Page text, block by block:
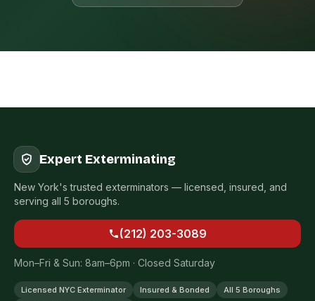
Expert Exterminating
New York's trusted exterminators — licensed, insured, and
serving all 5 boroughs.
(212) 203-3089
Mon–Fri & Sun: 8am–6pm · Closed Saturday
Licensed NYC Exterminator Insured & Bonded
All 5 Boroughs